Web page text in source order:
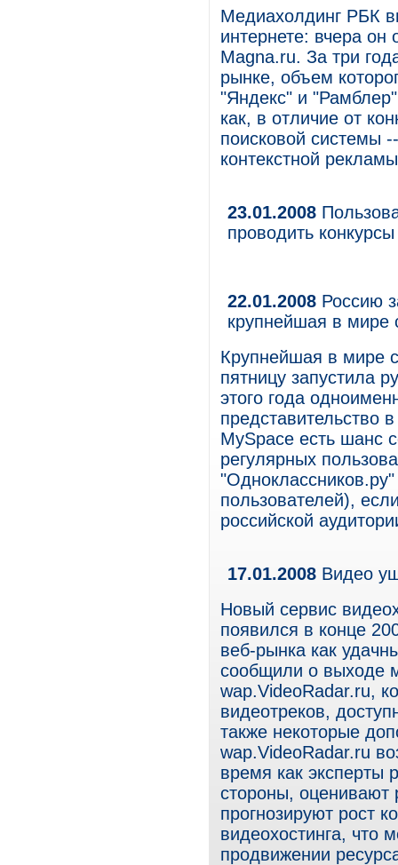
Медиахолдинг РБК
интернете: вчера он
Magna.ru. За три
рынке, объем
"Яндекс" и
как, в отличие от
поисковой системы
контекстной
23.01.2008
проводить конкурсы
22.01.2008 Россию
крупнейшая в мире
Крупнейшая в мире
пятницу запустила
этого года
представительство
MySpace есть шанс
регулярных
пользователей),
российской
17.01.2008 Видео
Новый сервис
появился в конце
веб-рынка как
сообщили о выходе
wap.VideoRadar.ru,
видеотреков,
также некоторые
wap.VideoRadar.ru
время как эксперты
стороны, оценивают
прогнозируют рост
видеохостинга, что
продвижении